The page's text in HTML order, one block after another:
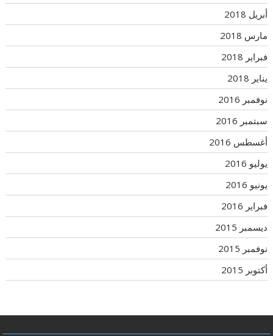
أبريل 2018
مارس 2018
فبراير 2018
يناير 2018
نوفمبر 2016
سبتمبر 2016
أغسطس 2016
يوليو 2016
يونيو 2016
فبراير 2016
ديسمبر 2015
نوفمبر 2015
أكتوبر 2015